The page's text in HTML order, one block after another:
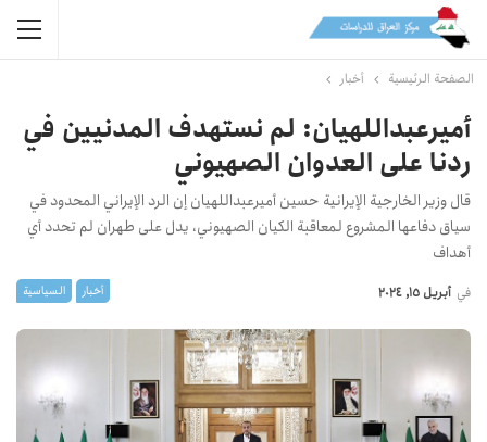
الصفحة الرئيسية أخبار
أميرعبداللهيان: لم نستهدف المدنيين في
ردنا على العدوان الصهيوني
قال وزير الخارجية الإيرانية حسين أميرعبداللهيان إن الرد الإيراني المحدود في
سياق دفاعها المشروع لمعاقبة الكيان الصهيوني، يدل على طهران لم تحدد أي
أهداف
أخبار السیاسیة في أبريل 15, 2024